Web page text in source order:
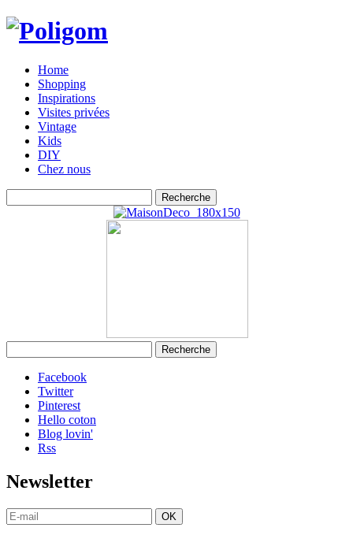
Home
Shopping
Inspirations
Visites privées
Vintage
Kids
DIY
Chez nous
Facebook
Twitter
Pinterest
Hello coton
Blog lovin'
Rss
Newsletter
OK